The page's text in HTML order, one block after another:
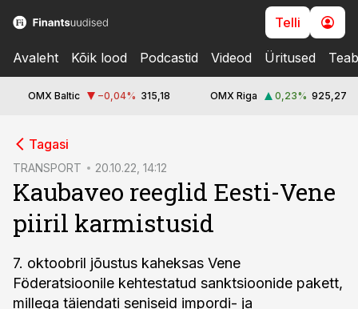
Telli
Avaleht Kõik lood Podcastid Videod Üritused
OMX Baltic −0,04% 315,18 OMX Riga 0,23% 925,27
Tagasi
TRANSPORT 20.10.22, 14:12
Kaubaveo reeglid Eesti-Vene
piiril karmistusid
7. oktoobril jõustus kaheksas Vene
Föderatsioonile kehtestatud sanktsioonide pakett,
millega täiendati seniseid impordi- ja